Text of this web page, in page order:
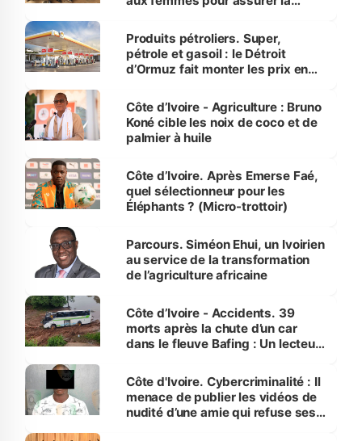
menacées
Produits pétroliers. Super,
pétrole et gasoil : le Détroit
d’Ormuz fait monter les prix en
Côte d’Ivoire - Agriculture : Bruno
Koné cible les noix de coco et de
palmier à huile
Côte d’Ivoire. Après Emerse Faé,
quel sélectionneur pour les
Éléphants ? (Micro-trottoir)
Parcours. Siméon Ehui, un Ivoirien
au service de la transformation
de l’agriculture africaine
Côte d’Ivoire - Accidents. 39
morts après la chute d’un car
dans le fleuve Bafing : Un lecteur
des Transports
Côte d'Ivoire. Cybercriminalité : Il
menace de publier les vidéos de
nudité d’une amie qui refuse ses